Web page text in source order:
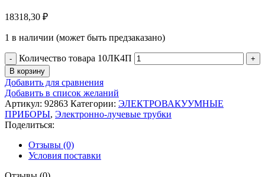
18318,30 ₽
1 в наличии (может быть предзаказано)
Количество товара 10ЛК4П
В корзину
Добавить для сравнения
Добавить в список желаний
Артикул: 92863 Категории: ЭЛЕКТРОВАКУУМНЫЕ
ПРИБОРЫ, Электронно-лучевые трубки
Поделиться:
Отзывы (0)
Условия поставки